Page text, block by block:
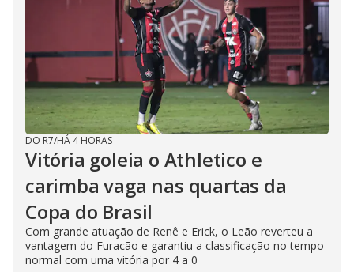
DO R7/HÁ 4 HORAS
Vitória goleia o Athletico e
carimba vaga nas quartas da
Copa do Brasil
Com grande atuação de Renê e Erick, o Leão reverteu a
vantagem do Furacão e garantiu a classificação no tempo
normal com uma vitória por 4 a 0